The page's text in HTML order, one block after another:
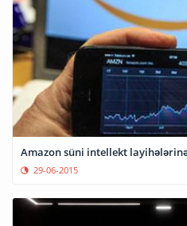
Amazon süni intellekt
29-06-2015